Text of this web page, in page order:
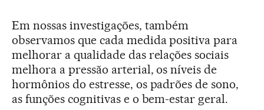
Em nossas investigações, também
observamos que cada medida positiva para
melhorar a qualidade das relações sociais
melhora a pressão arterial, os níveis de
hormônios do estresse, os padrões de sono,
as funções cognitivas e o bem-estar geral.